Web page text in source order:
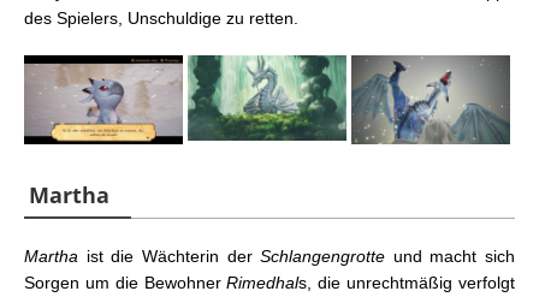
des Spielers, Unschuldige zu retten.
Martha
Martha ist die Wächterin derSchlangengrotte und macht sich
Sorgen um die BewohnerRimedhals, die unrechtmäßig verfolgt